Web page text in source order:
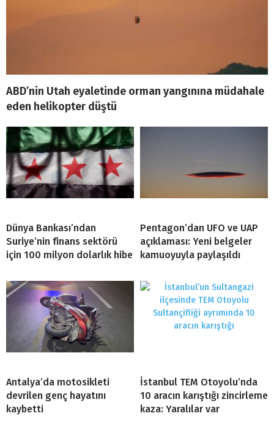
ABD’nin Utah eyaletinde orman yangınına müdahale
eden helikopter düştü
Dünya Bankası’ndan
Suriye’nin finans sektörü
için 100 milyon dolarlık hibe
Pentagon’dan UFO ve UAP
açıklaması: Yeni belgeler
kamuoyuyla paylaşıldı
Antalya’da motosikleti
devrilen genç hayatını
kaybetti
İstanbul TEM Otoyolu’nda
10 aracın karıştığı zincirleme
kaza: Yaralılar var